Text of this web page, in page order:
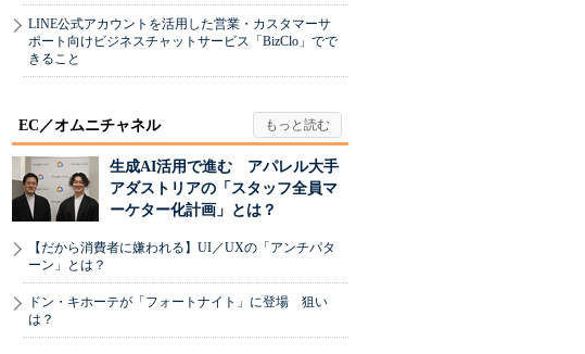
LINE公式アカウントを活用した営業・カスタマーサ
ポート向けビジネスチャットサービス「BizClo」でで
きること
EC／オムニチャネル
生成AI活用で進む アパレル大手
アダストリアの「スタッフ全員マ
ーケター化計画」とは？
【だから消費者に嫌われる】UI／UXの「アンチパタ
ーン」とは？
ドン・キホーテが「フォートナイト」に登場 狙い
は？